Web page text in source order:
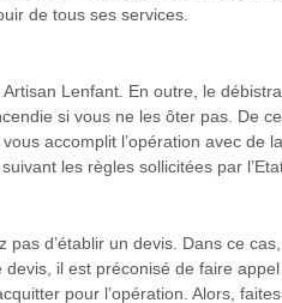
de tous ses services.
Lenfant. En outre, le
si vous ne les ôter pas. De
accomplit l’opération avec
les règles sollicitées par
d’établir un devis. Dans ce
il est préconisé de faire
pour l’opération. Alors,